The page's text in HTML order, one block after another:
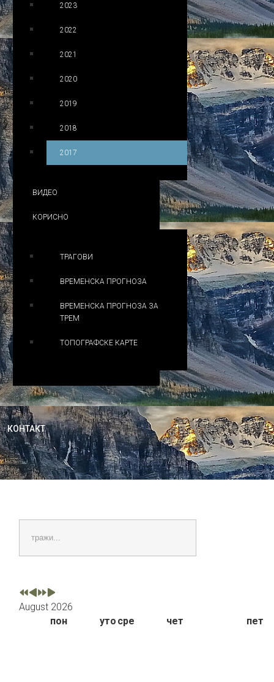
2023
2022
2021
2020
2019
2018
2017
ВИДЕО
КОРИСНО
ТРАГОВИ
ВРЕМЕНСКА ПРОГНОЗА
ВРЕМЕНСКА ПРОГНОЗА ЗА
ТРЕМ
ТОПОГРАФСКЕ КАРТЕ
КОНТАКТ
тражи...
August 2026
пон
уто сре чет пет